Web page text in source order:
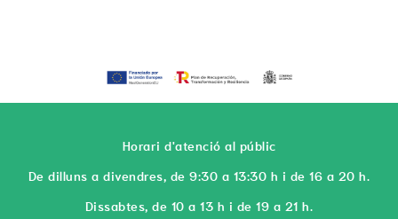
Horari d'atenció al públic
De dilluns a divendres, de 9:30 a 13:30 h i de 16 a 20 h.
Dissabtes, de 10 a 13 h i de 19 a 21 h.